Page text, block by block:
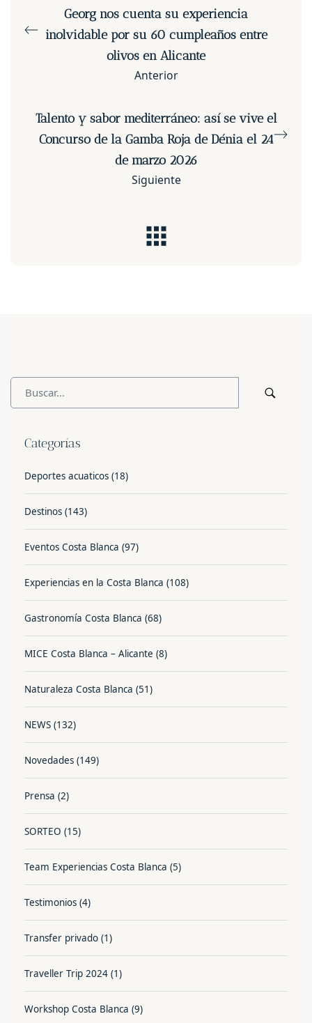
Georg nos cuenta su experiencia
inolvidable por su 60 cumpleaños entre
olivos en Alicante
Anterior
Talento y sabor mediterráneo: así se vive el
Concurso de la Gamba Roja de Dénia el 24
de marzo 2026
Siguiente
Categorías
Deportes acuaticos (18)
Destinos (143)
Eventos Costa Blanca (97)
Experiencias en la Costa Blanca (108)
Gastronomía Costa Blanca (68)
MICE Costa Blanca – Alicante (8)
Naturaleza Costa Blanca (51)
NEWS (132)
Novedades (149)
Prensa (2)
SORTEO (15)
Team Experiencias Costa Blanca (5)
Testimonios (4)
Transfer privado (1)
Traveller Trip 2024 (1)
Workshop Costa Blanca (9)